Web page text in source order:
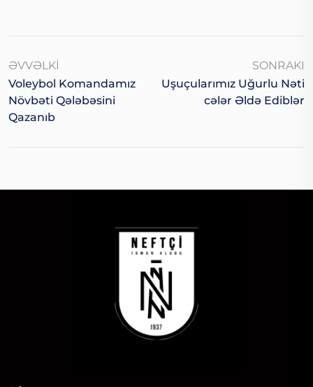
ƏVVƏLKI
Voleybol Komandamız
Növbəti Qələbəsini
Qazanıb
SONRAKI
Uşuçularımız Uğurlu Nəti
Cələr Əldə Ediblər